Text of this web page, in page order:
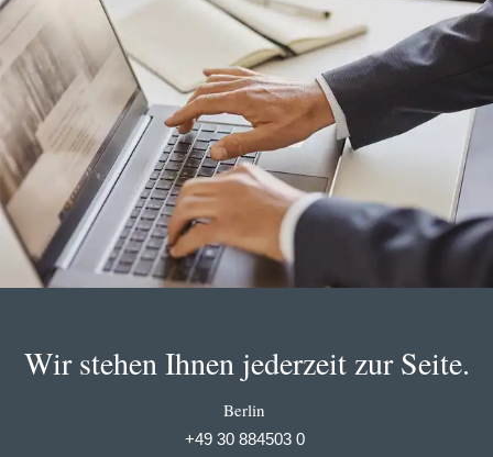
Wir stehen Ihnen jederzeit zur Seite.
Berlin
+49 30 884503 0